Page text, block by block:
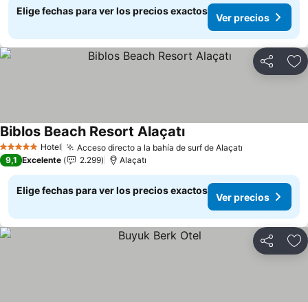
Elige fechas para ver los precios exactos
Ver precios
Compartir
5 Estrellas Hotel Acceso directo a la bahía de surf de Alaçatı
Biblos Beach Resort AlaçatıVer precios
9,1 Excelente 2.299 Alaçatı
Elige fechas para ver los precios exactos
Ver precios
Compartir